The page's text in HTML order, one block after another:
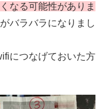
なる可能性がありま
バラバラになりまし
につなげておいた方